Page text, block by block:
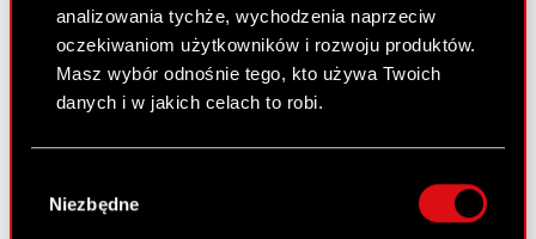
analizowania tychże, wychodzenia naprzeciw
oczekiwaniom użytkowników i rozwoju produktów.
Masz wybór odnośnie tego, kto używa Twoich
danych i w jakich celach to robi.
lokalizacji geograficznej z dokładnością nawet
zgody
Niezbędne
Raport bieżący nr 1/2008
7 stycznia 2008 0:00
PDF Powołanie prokurenta samoistnego
Zobacz również: